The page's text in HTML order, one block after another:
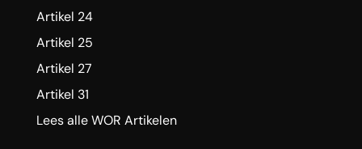
Artikel 24
Artikel 25
Artikel 27
Artikel 31
Lees alle WOR Artikelen